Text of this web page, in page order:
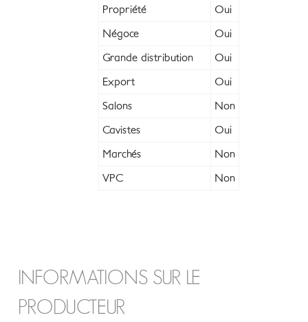
Propriété Oui
Négoce Oui
Grande distribution Oui
Export Oui
Salons Non
Cavistes Oui
Marchés Non
VPC Non
INFORMATIONS SUR LE
PRODUCTEUR